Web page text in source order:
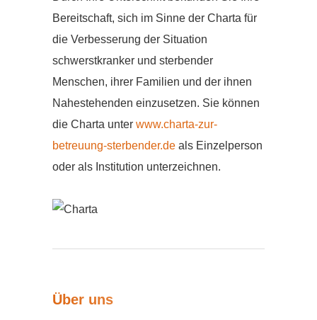
Bereitschaft, sich im Sinne der Charta für
die Verbesserung der Situation
schwerstkranker und sterbender
Menschen, ihrer Familien und der ihnen
Nahestehenden einzusetzen. Sie können
die Charta unter www.charta-zur-
betreuung-sterbender.de als Einzelperson
oder als Institution unterzeichnen.
Über uns